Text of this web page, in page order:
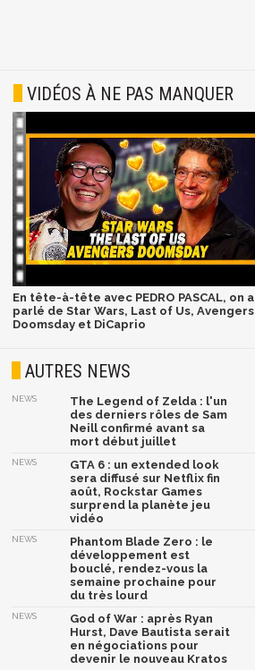
VIDÉOS À NE PAS MANQUER
En tête-à-tête avec PEDRO PASCAL, on a
parlé de Star Wars, Last of Us, Avengers
Doomsday et DiCaprio
AUTRES NEWS
NEWS
The Legend of Zelda : l'un
des derniers rôles de Sam
Neill confirmé avant sa
mort début juillet
NEWS
GTA 6 : un extended look
sera diffusé sur Netflix fin
août, Rockstar Games
surprend la planète jeu
vidéo
NEWS
Phantom Blade Zero : le
développement est
bouclé, rendez-vous la
semaine prochaine pour
du très lourd
NEWS
God of War : après Ryan
Hurst, Dave Bautista serait
en négociations pour
devenir le nouveau Kratos